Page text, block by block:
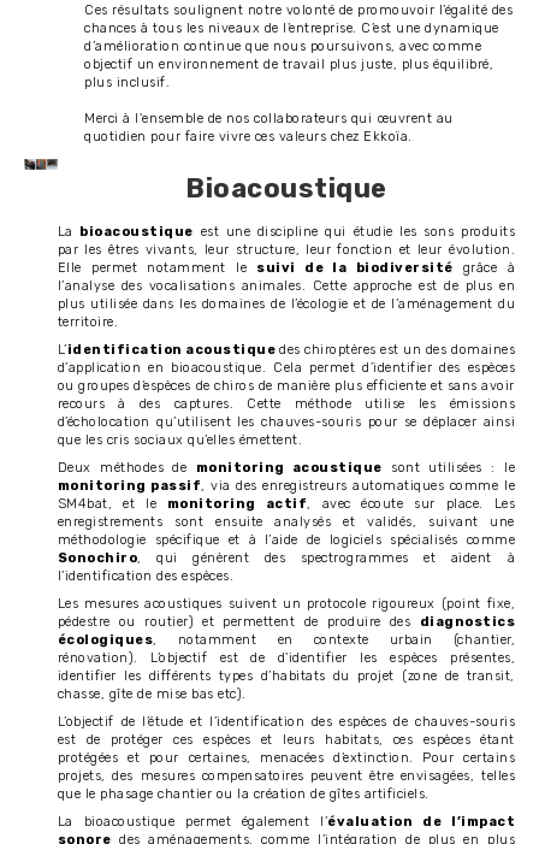
Ces résultats soulignent notre volonté de promouvoir l’égalité des
chances à tous les niveaux de l’entreprise. C’est une dynamique
d’amélioration continue que nous poursuivons, avec comme
objectif un environnement de travail plus juste, plus équilibré,
plus inclusif.
Merci à l'ensemble de nos collaborateurs qui œuvrent au
quotidien pour faire vivre ces valeurs chez Ekkoïa.
Bioacoustique
La bioacoustique est une discipline qui étudie les sons produits
par les êtres vivants, leur structure, leur fonction et leur évolution.
Elle permet notamment le suivi de la biodiversité grâce à
l’analyse des vocalisations animales. Cette approche est de plus en
plus utilisée dans les domaines de l’écologie et de l’aménagement du
territoire.
L’identification acoustiquedes chiroptères est un des domaines
d’application en bioacoustique. Cela permet d’identifier des espèces
ou groupes d’espèces de chiros de manière plus efficiente et sans avoir
recours à des captures. Cette méthode utilise les émissions
d’écholocation qu’utilisent les chauves-souris pour se déplacer ainsi
que les cris sociaux qu’elles émettent.
Deux méthodes de
monitoring acoustique sont utilisées : le
monitoring passif, via des enregistreurs automatiques comme le
SM4bat, et le monitoring actif, avec écoute sur place. Les
enregistrements sont ensuite analysés et validés, suivant une
méthodologie spécifique et à l’aide de logiciels spécialisés comme
Sonochiro, qui génèrent des spectrogrammes et aident à
l’identification des espèces.
Les mesures acoustiques suivent un protocole rigoureux (point fixe,
pédestre ou routier) et permettent de produire des
diagnostics
écologiques, notamment en contexte urbain (chantier,
rénovation). L’objectif est de d'identifier les espèces présentes,
identifier les différents types d’habitats du projet (zone de transit,
chasse, gîte de mise bas etc).
L’objectif de l’étude et l’identification des espèces de chauves-souris
est de protéger ces espèces et leurs habitats, ces espèces étant
protégées et pour certaines, menacées d’extinction. Pour certains
projets, des mesures compensatoires peuvent être envisagées, telles
que le phasage chantier ou la création de gîtes artificiels.
La bioacoustique permet également l’évaluation de l’impact
sonore des aménagements, comme l’intégration de plus en plus